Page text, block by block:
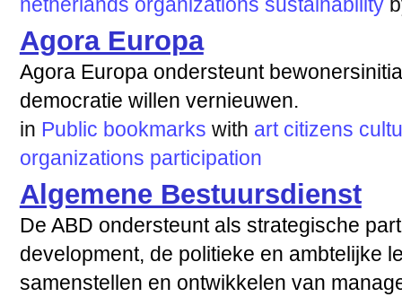
Agora Europa
Agora Europa ondersteunt
democratie willen vernieuwen.
in Public bookmarks with art citizens
organizations participation
Algemene Bestuursdienst
De ABD ondersteunt als strategische
development, de politieke en ambtelijke
samenstellen en ontwikkelen van